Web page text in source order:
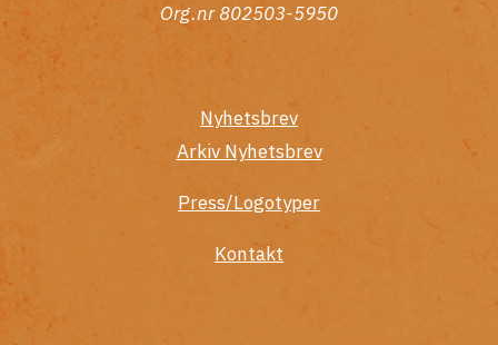
Org.nr 802503-5950
Nyhetsbrev
Arkiv Nyhetsbrev
Press/Logotyper
Kontakt